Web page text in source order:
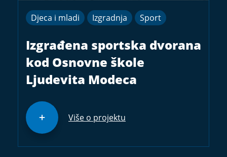
Djeca i mladi Izgradnja Sport
Izgrađena sportska dvorana
kod Osnovne škole
Ljudevita Modeca
Više o projektu